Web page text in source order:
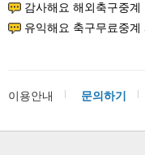
감사해요 해외축구중계 링크 찾기 쉬워서 자
유익해요 축구무료중계 사이트 중에 여기가 최
이용안내 문의하기